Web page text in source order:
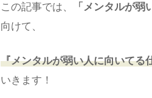
この記事では、 「メンタルが弱
向けて、
『メンタルが弱い人に向いてる
いきます！